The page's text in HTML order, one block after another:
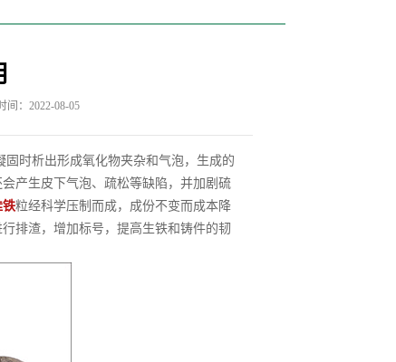
间：2022-08-05
时析出形成氧化物夹杂和气泡，生成的
产生皮下气泡、疏松等缺陷，并加剧硫
铁粒经科学压制而成，成份不变而成本降
排渣，增加标号，提高生铁和铸件的韧